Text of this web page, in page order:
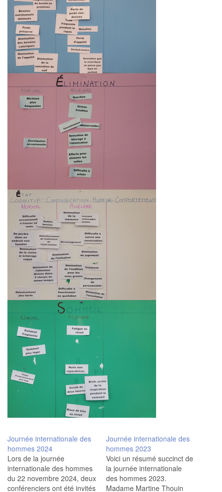
Journée internationale des
hommes 2024
Lors de la journée
internationale des hommes
du 22 novembre 2024, deux
conférenciers ont été invités
Journée internationale des
hommes 2023
Voici un résumé succinct de
la journée internationale
des hommes 2023.
Madame Martine Thouin